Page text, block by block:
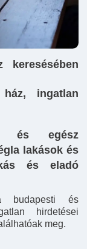
ingatlan
és egész
lakások és
és eladó
budapesti és
hirdetései
meg.